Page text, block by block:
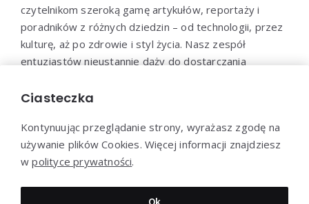
czytelnikom szeroką gamę artykułów, reportaży i
poradników z różnych dziedzin – od technologii, przez
kulturę, aż po zdrowie i styl życia. Nasz zespół
entuzjastów nieustannie dąży do dostarczania
poszerzyć horyzonty i efektywnie wykorzystać
Dziękujemy za wizytę - Praktyczna-wiedza.pl © 2022
Ciasteczka
Kontynuując przeglądanie strony, wyrażasz zgodę na
używanie plików Cookies. Więcej informacji znajdziesz
wpolityce prywatności.